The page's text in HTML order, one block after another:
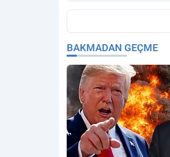
BAKMADAN GEÇME